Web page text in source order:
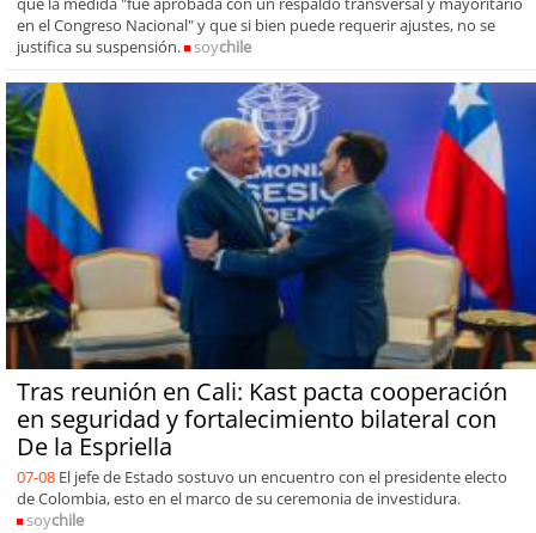
en el Congreso Nacional" y que si bien puede requerir ajustes, no se
justifica su suspensión.
soychile
Tras reunión en Cali: Kast pacta cooperación
en seguridad y fortalecimiento bilateral con
De la Espriella
07-08 El jefe de Estado sostuvo un encuentro con el presidente electo
de Colombia, esto en el marco de su ceremonia de investidura.
soychile